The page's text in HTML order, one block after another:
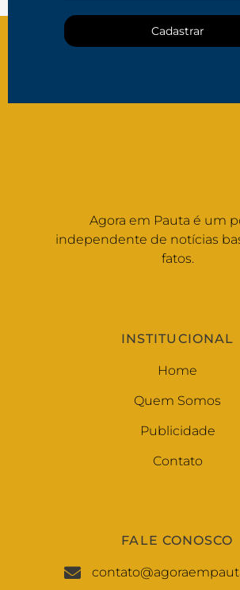
Cadastrar
Agora em Pauta é um
independente de notícias
fatos.
INSTITUCIONAL
Home
Quem Somos
Publicidade
Contato
FALE CONOSCO